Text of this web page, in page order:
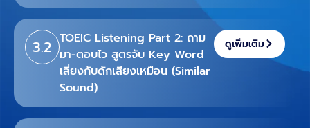
3.2 TOEIC Listening Part 2: ถาม
มา-ตอบไว สูตรจับ Key Word
เลี่ยงกับดักเสียงเหมือน (Similar
Sound)
ดูเพิ่มเติม